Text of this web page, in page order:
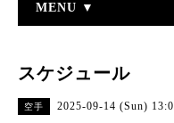
MENU ▼
スケジュール
空手 2025-09-14 (Sun)